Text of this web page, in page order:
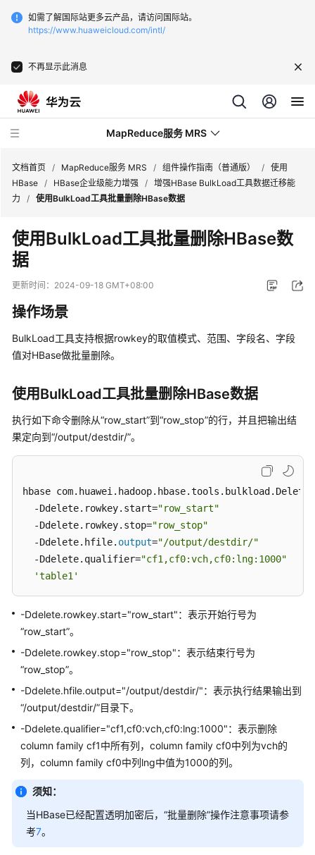
如需了解国际站更多云产品，请访问国际站。
https://www.huaweicloud.com/intl/
不再显示此消息
MapReduce服务 MRS
动
态
服
务
公
告
品
介
绍
明
户
指
南
组
件
作
指
南
（LTS
版）
组
文档首页 / MapReduce服务 MRS / 组件操作指南（普通版） / 使用
HBase / HBase企业级能力增强 / 增强HBase BulkLoad工具数据迁移能
力
/ 使用BulkLoad工具批量删除HBase数据
使用BulkLoad工具批量删除HBase数
据
更新时间： 2024-09-18 GMT+08:00
操作场景
BulkLoad工具支持根据rowkey的取值模式、范围、字段名、字段
值对HBase做批量删除。
使用BulkLoad工具批量删除HBase数据
执行如下命令删除从“row_start”到“row_stop”的行，并且把输出结
果定向到“/output/destdir/”。
hbase
  -Ddelete.rowkey.start=
"row_start"
  -Ddelete.rowkey.stop=
"row_stop"
  -Ddelete.hfile.
output="/output/destdir/"
  -Ddelete.qualifier=
"cf1,cf0:vch,cf0:lng:1000"
'table1'
-Ddelete.rowkey.start="row_start"：表示开始行号为
“row_start”。
-Ddelete.rowkey.stop="row_stop"：表示结束行号为
“row_stop”。
-Ddelete.hfile.output="/output/destdir/"：表示执行结果输出到
“/output/destdir/”目录下。
-Ddelete.qualifier="cf1,cf0:vch,cf0:lng:1000"：表示删除
column family cf1中所有列，column family cf0中列为vch的
列，column family cf0中列lng中值为1000的列。
须知：
当HBase已经配置透明加密后，“批量删除”操作注意事项请参
考7。